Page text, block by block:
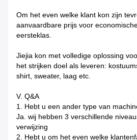
Om het even welke klant kon zijn
aanvaardbare prijs voor
eersteklas.
Jiejia kon met volledige oplossing
het strijken doel als leveren:
shirt, sweater, laag etc.
V. Q&A
1. Hebt u een ander type van
Ja. wij hebben 3 verschillende
verwijzing
2. Hebt u om het even welke